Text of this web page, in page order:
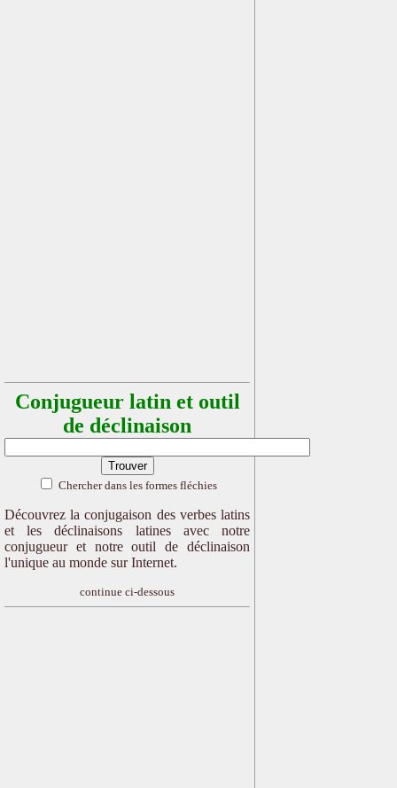
Conjugueur latin et outil
de déclinaison
Chercher dans les formes fléchies
Découvrez la conjugaison des verbes latins
et les déclinaisons latines avec notre
conjugueur et notre outil de déclinaison
l'unique au monde sur Internet.
continue ci-dessous